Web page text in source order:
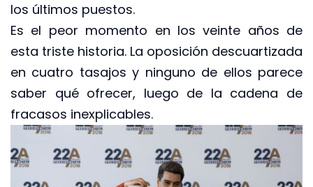
los últimos puestos.
Es el peor momento en los veinte años de
esta triste historia. La oposición descuartizada
en cuatro tasajos y ninguno de ellos parece
saber qué ofrecer, luego de la cadena de
fracasos inexplicables.